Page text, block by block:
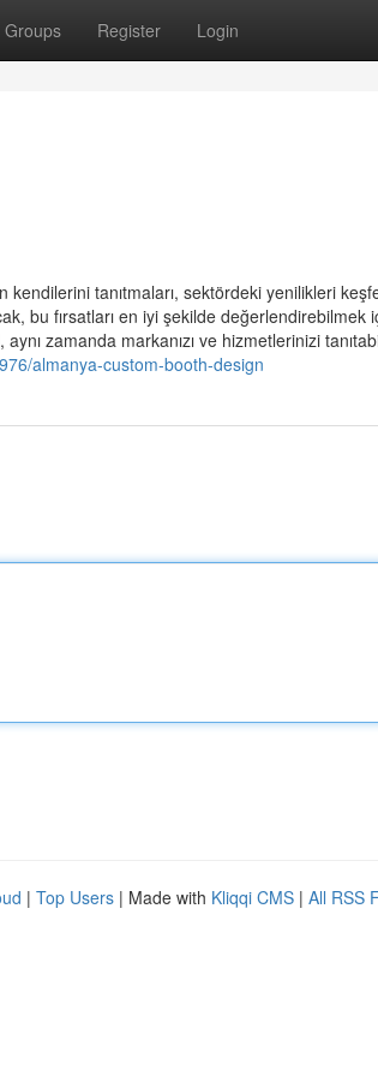
Groups Register Login
tanıtmaları, sektördeki yenilikleri
bu fırsatları en iyi şekilde
zamanda markanızı ve hizmetlerinizi
almanya-custom-booth-design
| Top Users | Made with Kliqqi CMS | All RSS